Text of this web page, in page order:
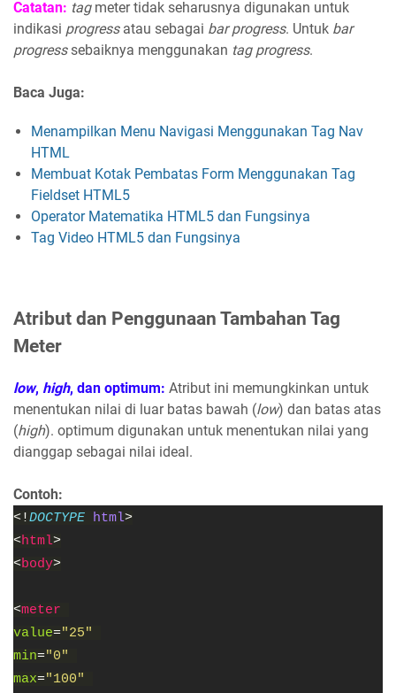
Catatan: tagmeter tidak seharusnya digunakan untuk
indikasi progressatau sebagai bar progress. Untuk bar
progresssebaiknya menggunakan tag progress.
Baca Juga:
Menampilkan Menu Navigasi Menggunakan Tag Nav
HTML
Membuat Kotak Pembatas Form Menggunakan Tag
Fieldset HTML5
Operator Matematika HTML5 dan Fungsinya
Tag Video HTML5 dan Fungsinya
Atribut dan Penggunaan Tambahan Tag
Meter
low, high, dan optimum: Atribut ini memungkinkan untuk
menentukan nilai di luar batas bawah (low) dan batas atas
(high). optimum digunakan untuk menentukan nilai yang
dianggap sebagai nilai ideal.
Contoh:
<!DOCTYPE html>
<html>
<body>
<meter
value="25"
min="0"
max="100"